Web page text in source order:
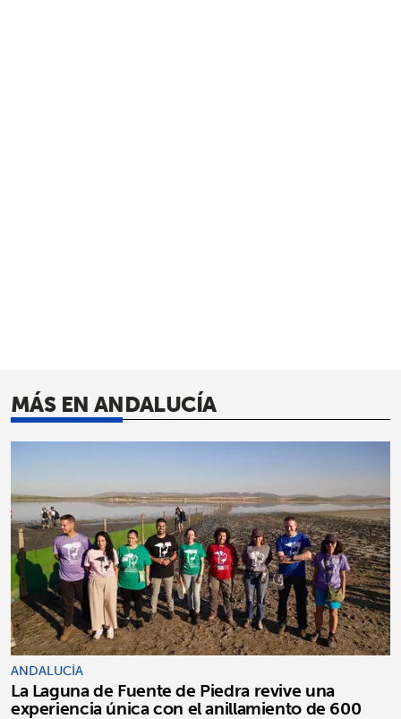
MÁS EN ANDALUCÍA
ANDALUCÍA
La Laguna de Fuente de Piedra revive una
experiencia única con el anillamiento de 600